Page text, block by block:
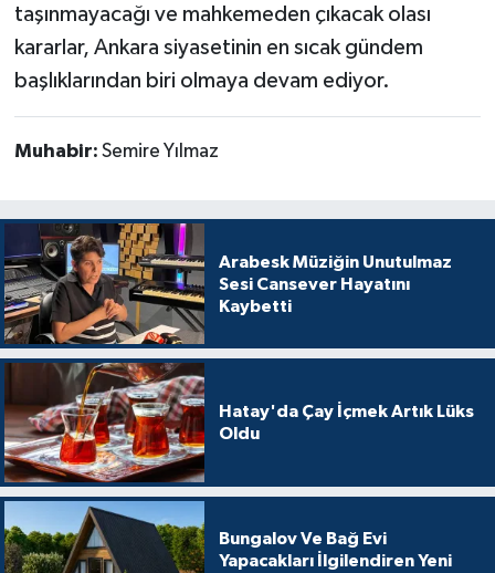
taşınmayacağı ve mahkemeden çıkacak olası
kararlar, Ankara siyasetinin en sıcak gündem
başlıklarından biri olmaya devam ediyor.
Muhabir: Semire Yılmaz
Arabesk Müziğin Unutulmaz
Sesi Cansever Hayatını
Kaybetti
Hatay'da Çay İçmek Artık Lüks
Oldu
Bungalov Ve Bağ Evi
Yapacakları İlgilendiren Yeni